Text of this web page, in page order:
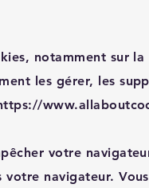
notamment sur
les gérer, les
votre
votre navigateur.